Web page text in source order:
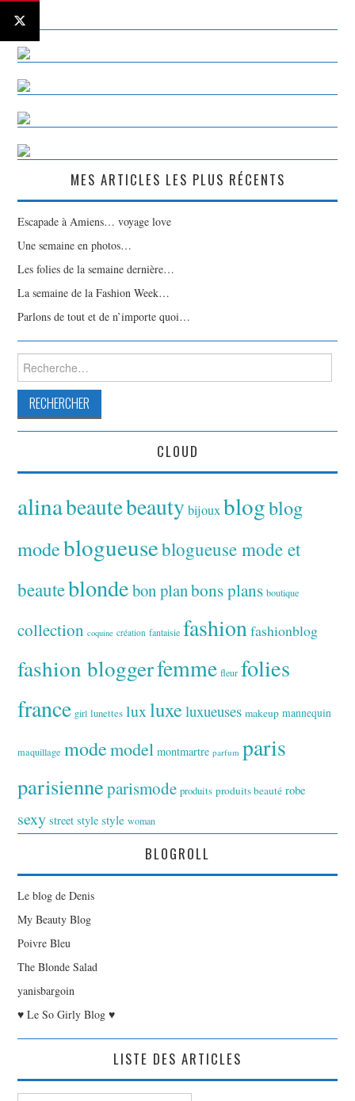
MES ARTICLES LES PLUS RÉCENTS
Escapade à Amiens… voyage love
Une semaine en photos…
Les folies de la semaine dernière…
La semaine de la Fashion Week…
Parlons de tout et de n’importe quoi…
CLOUD
alinabeautebeauty bijoux blogblog
modeblogueuseblogueuse mode et
beauteblondebon planbons plans boutique
collection coquine création fantaisie fashionfashionblog
fashion bloggerfemme fleur folies
france girl lunettes luxluxeluxueuses makeup mannequin
maquillage modemodel montmartre parfum paris
parisienneparismode produits produits beauté robe
sexy street style style woman
BLOGROLL
Le blog de Denis
My Beauty Blog
Poivre Bleu
The Blonde Salad
yanisbargoin
♥ Le So Girly Blog ♥
LISTE DES ARTICLES